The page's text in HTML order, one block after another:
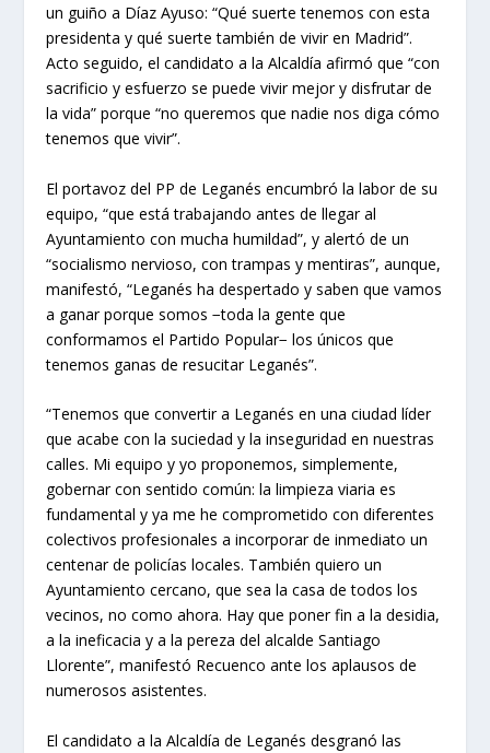
un guiño a Díaz Ayuso: “Qué suerte tenemos con esta
presidenta y qué suerte también de vivir en Madrid”.
Acto seguido, el candidato a la Alcaldía afirmó que “con
sacrificio y esfuerzo se puede vivir mejor y disfrutar de
la vida” porque “no queremos que nadie nos diga cómo
tenemos que vivir”.
El portavoz del PP de Leganés encumbró la labor de su
equipo, “que está trabajando antes de llegar al
Ayuntamiento con mucha humildad”, y alertó de un
“socialismo nervioso, con trampas y mentiras”, aunque,
manifestó, “Leganés ha despertado y saben que vamos
a ganar porque somos −toda la gente que
conformamos el Partido Popular− los únicos que
tenemos ganas de resucitar Leganés”.
“Tenemos que convertir a Leganés en una ciudad líder
que acabe con la suciedad y la inseguridad en nuestras
calles. Mi equipo y yo proponemos, simplemente,
gobernar con sentido común: la limpieza viaria es
fundamental y ya me he comprometido con diferentes
colectivos profesionales a incorporar de inmediato un
centenar de policías locales. También quiero un
Ayuntamiento cercano, que sea la casa de todos los
vecinos, no como ahora. Hay que poner fin a la desidia,
a la ineficacia y a la pereza del alcalde Santiago
Llorente”, manifestó Recuenco ante los aplausos de
numerosos asistentes.
El candidato a la Alcaldía de Leganés desgranó las